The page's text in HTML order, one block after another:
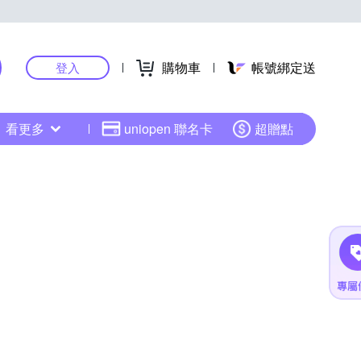
登入 購物車 帳號綁定送
看更多 uniopen 聯名卡 超贈點